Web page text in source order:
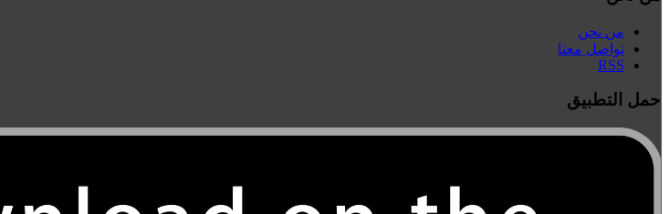
من نحن
تواصل معنا
RSS
حمل التطبيق